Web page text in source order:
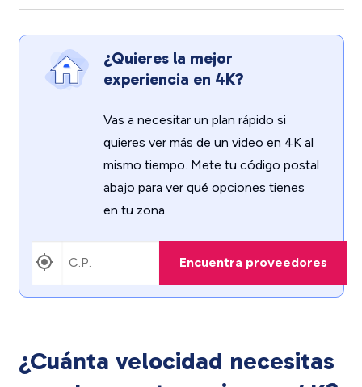
¿Quieres la mejor
experiencia en 4K?
Vas a necesitar un plan rápido si
quieres ver más de un video en 4K al
mismo tiempo. Mete tu código postal
abajo para ver qué opciones tienes
en tu zona.
Encuentra proveedores
¿Cuánta velocidad necesitas